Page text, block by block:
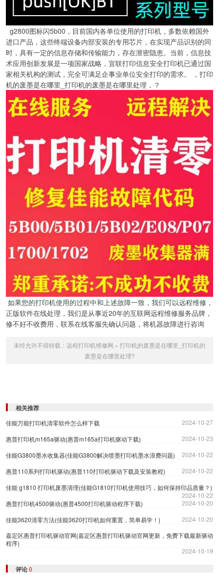
g2800图标闪5b00，目前国内各单位使用的打印机，多数依赖国外
进口产品，这些终端设备内部安装的专用芯片，在实现产品识别的同
时，具有一定的信息存储和传输能力，存在泄密隐患。当前，信息技
术应用创新发展是一项国家战略，宜联打印信息安全打印机已通过国
家相关机构的测试，完全可满足企事业单位安全打印的需求。 ，打印
机的废墨是在哪里_打印机的废墨是在哪里处理，？
如果您的打印机使用的过程中和上述故障一致，我们可以远程维修，
正版软件在线处理，我们是从事近20年的互联网远程维修服务品牌，
修不好不收费用，联系在线客服先确认问题，将机器故障进行咨询
未经允许不得转载： 远程打印机维修网 » 打印机的废墨是在哪里_打印机的
废墨是在哪里处理?
相关推荐
佳能万能打印机清零软件怎么样下载
2024-10-27
惠普打印机m165a驱动(惠普m165a打印机驱动下载)
2024-10-23
佳能G3800墨水收集器(佳能G3800解决喷墨打印机墨水浪费问题)
2024-10-22
惠普110系列打印机驱动(惠普110打印机驱动下载及安装教程)
2024-10-22
佳能 g1810 打印机废墨清理(佳能G1810打印机使用技巧，如何保持印品质量？)
2024-10-22
惠普打印机4500驱动(惠普4500打印机驱动程序下载)
2024-10-20
佳能3620清零方法(佳能3620打印机如何重置，简单易学！)
2024-10-20
嘉定区惠普打印机驱动官网(嘉定区惠普打印机驱动官网更新，免费下载最新驱动
程序)
2024-10-19
评论0